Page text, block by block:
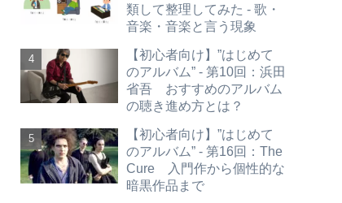
類して整理してみた - 歌・
音楽・音楽と言う現象
【初心者向け】”はじめて
のアルバム” - 第10回：浜田
省吾 おすすめのアルバム
の聴き進め方とは？
【初心者向け】”はじめて
のアルバム” - 第16回：The
Cure 入門作から個性的な
暗黒作品まで